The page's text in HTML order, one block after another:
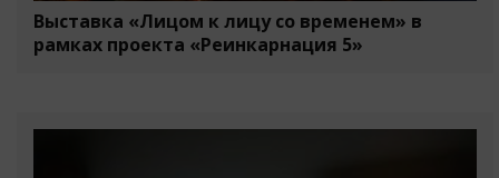
Выставка «Лицом к лицу со временем» в
рамках проекта «Реинкарнация 5»